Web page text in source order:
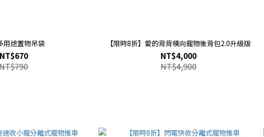
用途置物吊袋 【限時8折】愛的背背橫向寵物後背包2.0升級版
NT$4,000
NT$4,900